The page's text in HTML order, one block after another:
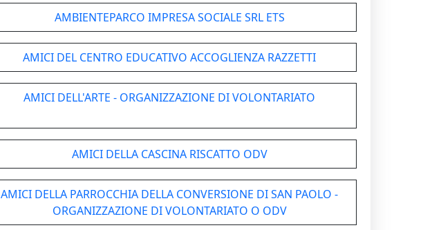
AMBIENTEPARCO IMPRESA SOCIALE SRL ETS
AMICI DEL CENTRO EDUCATIVO ACCOGLIENZA RAZZETTI
AMICI DELL'ARTE - ORGANIZZAZIONE DI VOLONTARIATO
AMICI DELLA CASCINA RISCATTO ODV
AMICI DELLA PARROCCHIA DELLA CONVERSIONE DI SAN PAOLO -
ORGANIZZAZIONE DI VOLONTARIATO O ODV